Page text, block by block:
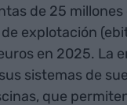
de 25 millones
explotación
en 2025. La
sistemas de
que